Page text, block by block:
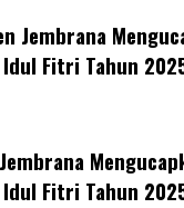
Jembrana
Idul Fitri Tahun
Idul Fitri Tahun